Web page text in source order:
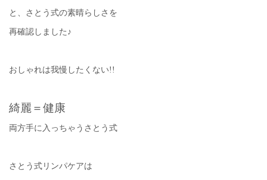
と、さとう式の素晴らしさを
再確認しました♪
おしゃれは我慢したくない!!
綺麗＝健康
両方手に入っちゃうさとう式
さとう式リンパケアは